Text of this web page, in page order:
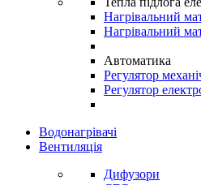
Нагрівальний
Нагрівальний
Автоматика
Регулятор
Регулятор
Водонагрівачі
Вентиляція
Дифузори